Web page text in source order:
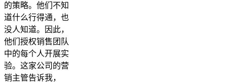
的策略。他们不知
道什么行得通，也
没人知道。因此，
他们授权销售团队
中的每个人开展实
验。这家公司的营
销主管告诉我，